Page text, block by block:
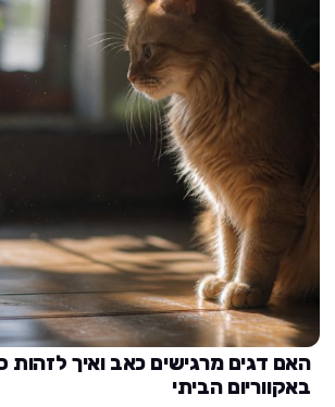
האם דגים מרגישים כאב ואיך לזהות
באקווריום הביתי